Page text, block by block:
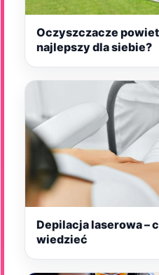
Oczyszczacze
najlepszy dla siebie?
Depilacja laserowa –
wiedzieć